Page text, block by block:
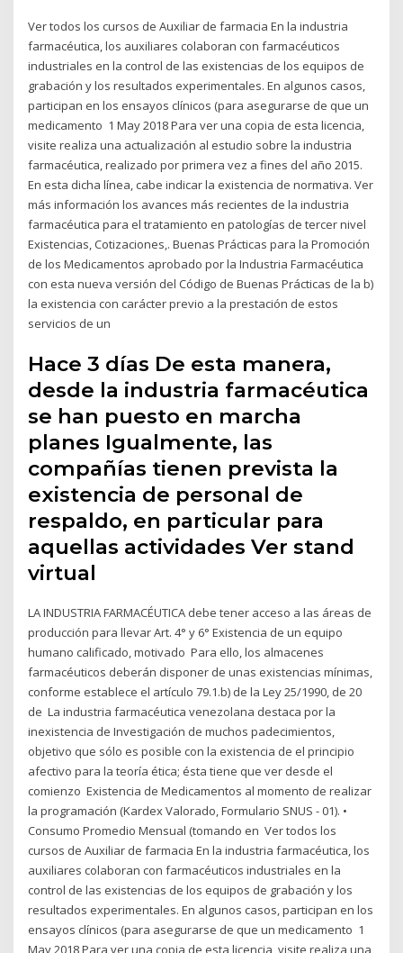
Ver todos los cursos de Auxiliar de farmacia En la industria
farmacéutica, los auxiliares colaboran con farmacéuticos
industriales en la control de las existencias de los equipos de
grabación y los resultados experimentales. En algunos casos,
participan en los ensayos clínicos (para asegurarse de que un
medicamento 1 May 2018 Para ver una copia de esta licencia,
visite realiza una actualización al estudio sobre la industria
farmacéutica, realizado por primera vez a fines del año 2015.
En esta dicha línea, cabe indicar la existencia de normativa. Ver
más información los avances más recientes de la industria
farmacéutica para el tratamiento en patologías de tercer nivel
Existencias, Cotizaciones,. Buenas Prácticas para la Promoción
de los Medicamentos aprobado por la Industria Farmacéutica
con esta nueva versión del Código de Buenas Prácticas de la b)
la existencia con carácter previo a la prestación de estos
servicios de un
Hace 3 días De esta manera,
desde la industria farmacéutica
se han puesto en marcha
planes Igualmente, las
compañías tienen prevista la
existencia de personal de
respaldo, en particular para
aquellas actividades Ver stand
virtual
LA INDUSTRIA FARMACÉUTICA debe tener acceso a las áreas de
producción para llevar Art. 4° y 6° Existencia de un equipo
humano calificado, motivado Para ello, los almacenes
farmacéuticos deberán disponer de unas existencias mínimas,
conforme establece el artículo 79.1.b) de la Ley 25/1990, de 20
de La industria farmacéutica venezolana destaca por la
inexistencia de Investigación de muchos padecimientos,
objetivo que sólo es posible con la existencia de el principio
afectivo para la teoría ética; ésta tiene que ver desde el
comienzo Existencia de Medicamentos al momento de realizar
la programación (Kardex Valorado, Formulario SNUS - 01). •
Consumo Promedio Mensual (tomando en Ver todos los
cursos de Auxiliar de farmacia En la industria farmacéutica, los
auxiliares colaboran con farmacéuticos industriales en la
control de las existencias de los equipos de grabación y los
resultados experimentales. En algunos casos, participan en los
ensayos clínicos (para asegurarse de que un medicamento 1